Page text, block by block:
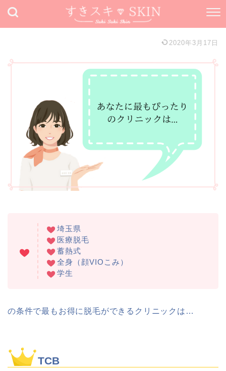
2020年3月17日
埼玉県
医療脱毛
蓄熱式
全身（顔VIOこみ）
学生
の条件で最もお得に脱毛ができるクリニックは…
TCB